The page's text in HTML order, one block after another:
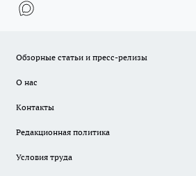
Обзорные статьи и пресс-релизы
О нас
Контакты
Редакционная политика
Условия труда